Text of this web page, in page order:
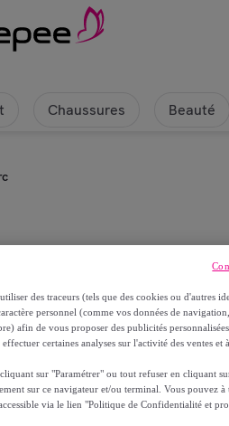
Chaussures Beauté
blanches 27 cm
€
des traceurs (tels que des cookies ou d'autres
personnel (comme vos données de
afin de vous proposer des publicités
certaines analyses sur l'activité des ventes et
sur "Paramétrer" ou tout refuser en cliquant
sur ce navigateur et/ou terminal. Vous pouvez
via le lien "Politique de Confidentialité et